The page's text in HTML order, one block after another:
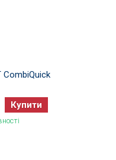
CombiQuick
Купити